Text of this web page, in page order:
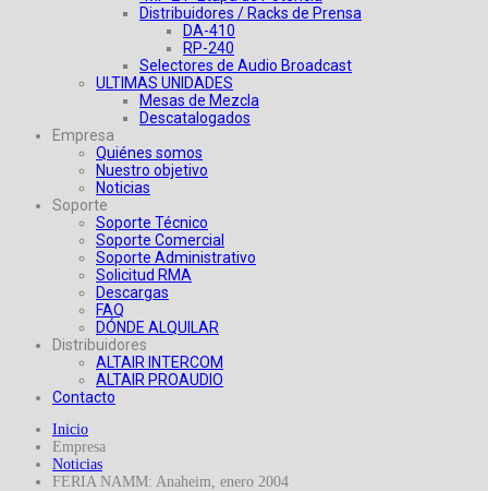
Distribuidores / Racks de Prensa
DA-410
RP-240
Selectores de Audio Broadcast
ULTIMAS UNIDADES
Mesas de Mezcla
Descatalogados
Empresa
Quiénes somos
Nuestro objetivo
Noticias
Soporte
Soporte Técnico
Soporte Comercial
Soporte Administrativo
Solicitud RMA
Descargas
FAQ
DÓNDE ALQUILAR
Distribuidores
ALTAIR INTERCOM
ALTAIR PROAUDIO
Contacto
Inicio
Empresa
Noticias
FERIA NAMM: Anaheim, enero 2004